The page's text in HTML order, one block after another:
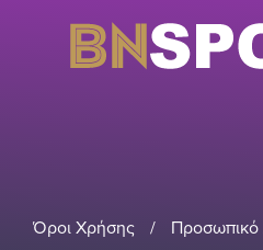
Όροι Χρήσης /